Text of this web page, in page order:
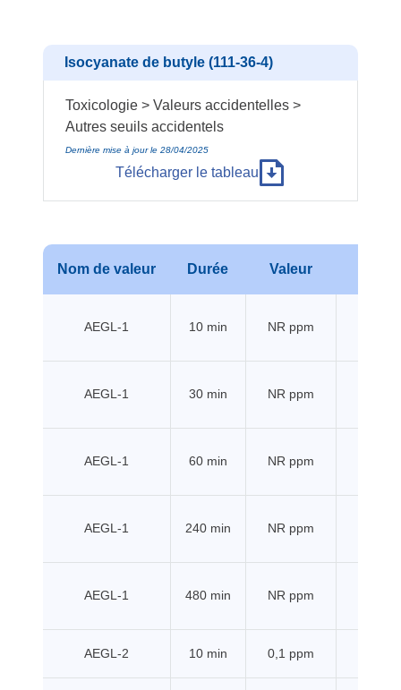
Isocyanate de butyle (111-36-4)
Toxicologie > Valeurs accidentelles >
Autres seuils accidentels
Dernière mise à jour le 28/04/2025
Télécharger le tableau
Nom de valeur Durée Valeur
AEGL-1 10 min NR ppm
AEGL-1 30 min NR ppm
AEGL-1 60 min NR ppm
AEGL-1 240 min NR ppm
AEGL-1 480 min NR ppm
AEGL-2 10 min 0,1 ppm